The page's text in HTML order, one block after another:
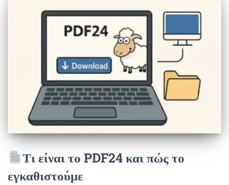
Τι είναι το PDF24 και πώς το
εγκαθιστούμε